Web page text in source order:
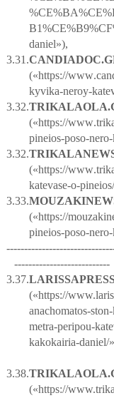
%CE%BA%CE%
B1%CE%B9%CF
daniel»),
3.31.CANDIADOC.
(«https://www.
kyvika-neroy-
3.32.TRIKALAOLA.
(«https://www.
pineios-poso-nero-
3.32.
(«https://www.
katevase-o-pineios
3.33.
(«https://
pineios-poso-nero-
---------------------------
3.37.
(«https://
anachomatos-
metra-peripou-
kakokairia-daniel/
3.38.TRIKALAOLA.
(«https://